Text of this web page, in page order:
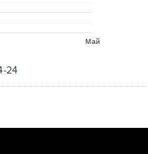
Май
24